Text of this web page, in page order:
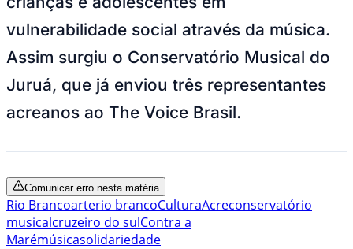
vulnerabilidade social através da música.
Assim surgiu o Conservatório Musical do
Juruá, que já enviou três representantes
acreanos ao The Voice Brasil.
Comunicar erro nesta matéria
Rio Brancoarterio brancoCulturaAcreconservatório
musicalcruzeiro do sulContra a
Marémúsicasolidariedade